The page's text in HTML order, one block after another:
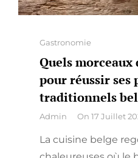
Categories
Gastronomie
Quels
pour réussir ses
traditionnels
By
Admin On 17 Juillet
La cuisine belge